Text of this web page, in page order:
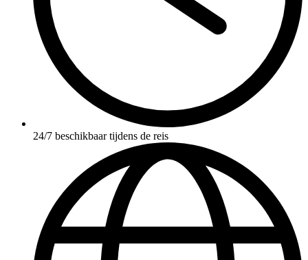
24/7 beschikbaar tijdens de reis